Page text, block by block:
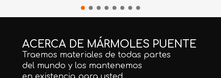
ACERCA DE MÁRMOLES PUENTE
Traemos materiales de todas partes
del mundo y los mantenemos